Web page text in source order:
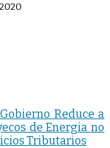
Gobierno Reduce a
de Energia no
Tributarios